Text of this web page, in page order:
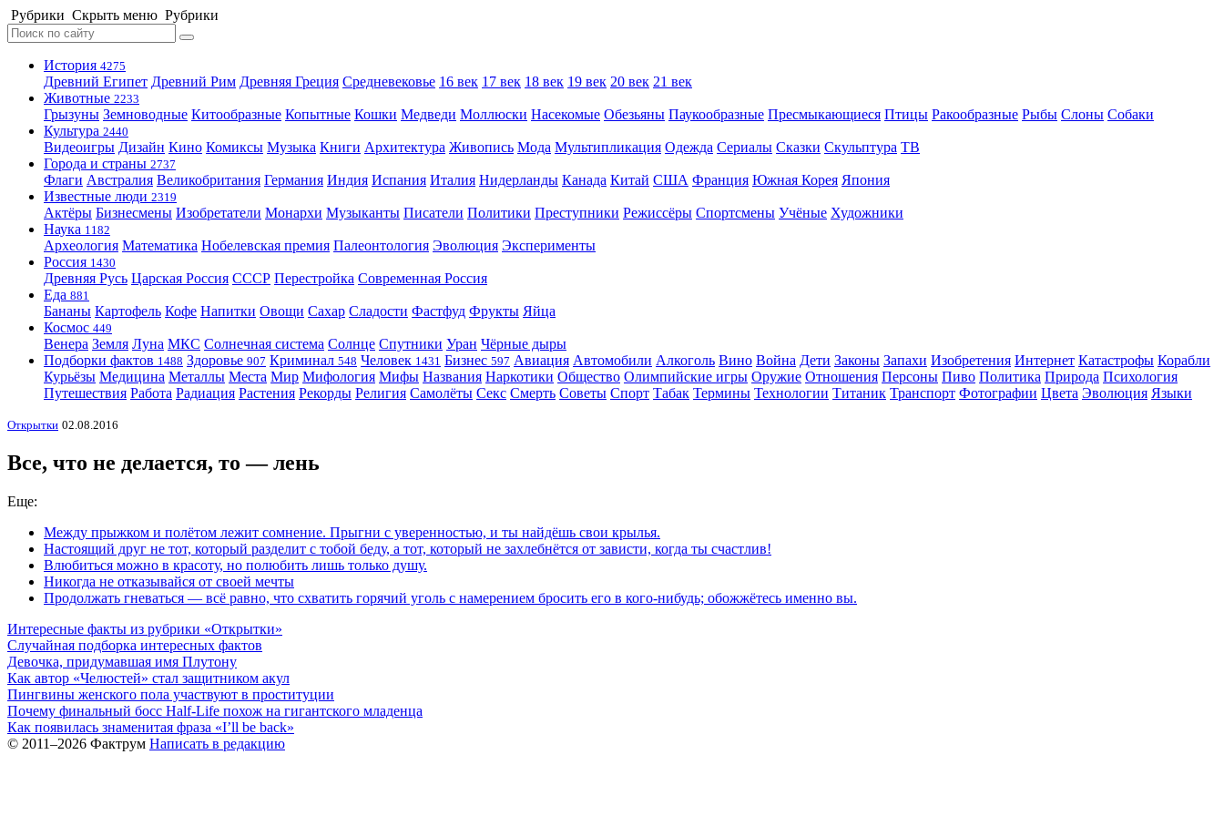
Рубрики Скрыть меню Рубрики
История 4275
Древний Египет Древний Рим Древняя Греция Средневековье 16 век 17 век 18 век 19 век 20 век 21 век
Животные 2233
Грызуны Земноводные Китообразные Копытные Кошки Медведи Моллюски Насекомые Обезьяны Паукообразные Пресмыкающиеся Птицы Ракообразные Рыбы Слоны Собаки
Культура 2440
Видеоигры Дизайн Кино Комиксы Музыка Книги Архитектура Живопись Мода Мультипликация Одежда Сериалы Сказки Скульптура ТВ
Города и страны 2737
Флаги Австралия Великобритания Германия Индия Испания Италия Нидерланды Канада Китай США Франция Южная Корея Япония
Известные люди 2319
Актёры Бизнесмены Изобретатели Монархи Музыканты Писатели Политики Преступники Режиссёры Спортсмены Учёные Художники
Наука 1182
Археология Математика Нобелевская премия Палеонтология Эволюция Эксперименты
Россия 1430
Древняя Русь Царская Россия СССР Перестройка Современная Россия
Еда 881
Бананы Картофель Кофе Напитки Овощи Сахар Сладости Фастфуд Фрукты Яйца
Космос 449
Венера Земля Луна МКС Солнечная система Солнце Спутники Уран Чёрные дыры
Подборки фактов 1488 Здоровье 907 Криминал 548 Человек 1431 Бизнес 597 Авиация Автомобили Алкоголь Вино Война Дети Законы Запахи Изобретения Интернет Катастрофы Корабли
Курьёзы Медицина Металлы Места Мир Мифология Мифы Названия Наркотики Общество Олимпийские игры Оружие Отношения Персоны Пиво Политика Природа Психология
Путешествия Работа Радиация Растения Рекорды Религия Самолёты Секс Смерть Советы Спорт Табак Термины Технологии Титаник Транспорт Фотографии Цвета Эволюция Языки
Открытки 02.08.2016
Все, что не делается, то — лень
Еще:
Между прыжком и полётом лежит сомнение. Прыгни с уверенностью, и ты найдёшь свои крылья.
Настоящий друг не тот, который разделит с тобой беду, а тот, который не захлебнётся от зависти, когда ты счастлив!
Влюбиться можно в красоту, но полюбить лишь только душу.
Никогда не отказывайся от своей мечты
Продолжать гневаться — всё равно, что схватить горячий уголь с намерением бросить его в кого-нибудь; обожжётесь именно вы.
Интересные факты из рубрики «Открытки»
Случайная подборка интересных фактов
Девочка, придумавшая имя Плутону
Как автор «Челюстей» стал защитником акул
Пингвины женского пола участвуют в проституции
Почему финальный босс Half-Life похож на гигантского младенца
Как появилась знаменитая фраза «I’ll be back»
© 2011–2026 Фактрум Написать в редакцию